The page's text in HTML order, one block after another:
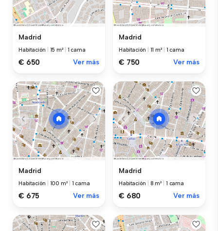
Madrid
Habitación 15 m² 1 cama
€ 650 Ver más
Madrid
Habitación 11 m² 1 cama
€ 750 Ver más
Madrid
Habitación 100 m² 1 cama
€ 675 Ver más
Madrid
Habitación 8 m² 1 cama
€ 680 Ver más